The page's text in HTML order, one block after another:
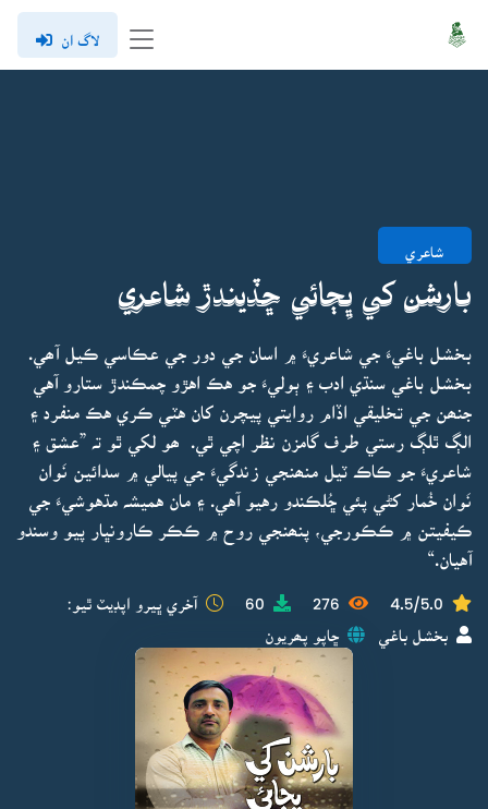
لاگ ان
شاعري
بارشن کي ڀِڄائي ڇڏيندڙ شاعري
بخشل باغيءَ جي شاعريءَ ۾ اسان جي دور جي عڪاسي ڪيل آھي.
بخشل باغي سنڌي ادب ۽ ٻوليءَ جو هڪ اهڙو چمڪندڙ ستارو آهي
جنھن جي تخليقي اڏام روايتي پيچرن کان هٽي ڪري هڪ منفرد ۽
الڳ ٿلڳ رستي طرف گامزن نظر اچي ٿي. ھو لکي ٿو تہ ”عشق ۽
شاعريءَ جو ڪاڪ ٽيل منھنجي زندگيءَ جي پيالي ۾ سدائين نَوان
نَوان خُمار کڻي پئي ڇُلڪندو رهيو آهي. ۽ مان هميشہ مڌهوشيءَ جي
ڪيفيتن ۾ ڪڪورجي، پنھنجي روح ۾ ڪڪر ڪارونڀار پيو وسندو
آهيان.“
4.5/5.0
276
60 آخري ڀيرو اپڊيٽ ٿيو:
بخشل باغي ڇاپو پھريون